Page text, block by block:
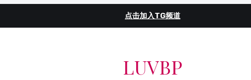
点击加入TG频道
LUVBP